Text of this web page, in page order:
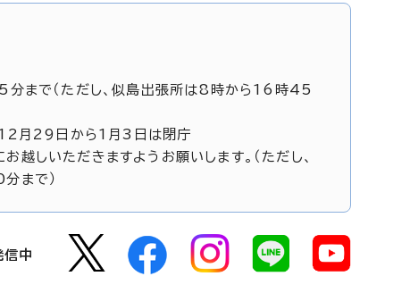
まで（ただし、似島出張所は8時から16時45
12月29日から1月3日は閉庁
越しいただきますようお願いします。（ただし、
まで）
中